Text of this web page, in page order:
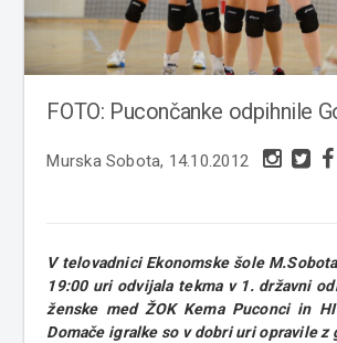
FOTO: Pucončanke odpihnile
Murska Sobota, 14.10.2012
V telovadnici Ekonomske šole
19:00 uri odvijala tekma v 1. državni
ženske med ŽOK Kema Puconci in
Domače igralke so v dobri uri opravile z